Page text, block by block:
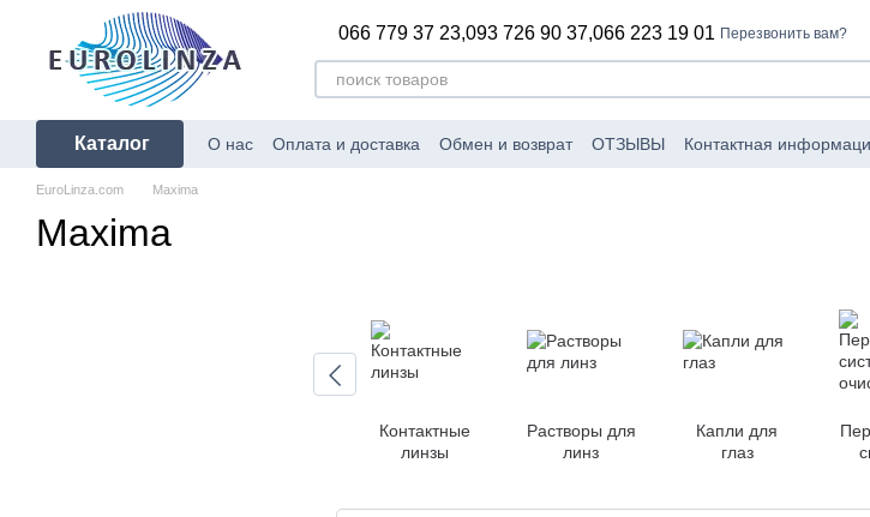
Перейти к основному контенту
066 779 37 23,093 726 90 37,066 223 19 01 Перезвонить вам?
Каталог О нас Оплата и доставка Обмен и возврат ОТЗЫВЫ
Контактная
EuroLinza.com Maxima
Maxima
Контактные
линзы
Растворы для
линз
Капли для
глаз